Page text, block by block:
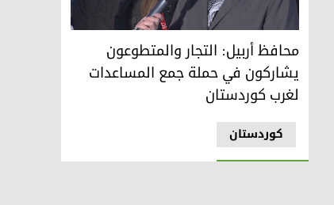
محافظ أربيل: التجار والمتطوعون يشاركون في حملة جمع
کوردستان
محافظ أربيل: التجار والمتطوعون
يشاركون في حملة جمع المساعدات
لغرب كوردستان